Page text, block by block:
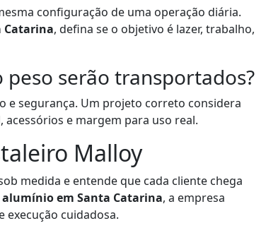
configuração de uma operação diária.
Catarina, defina se o objetivo é lazer, trabalho,
serão transportados?
e segurança. Um projeto correto considera
e margem para uso real.
Malloy
medida e entende que cada cliente chega
alumínio em Santa Catarina, a empresa
execução cuidadosa.